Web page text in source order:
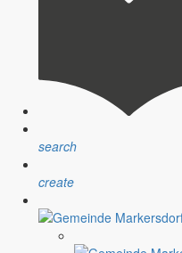
search
create
weiteren Planungen sein.